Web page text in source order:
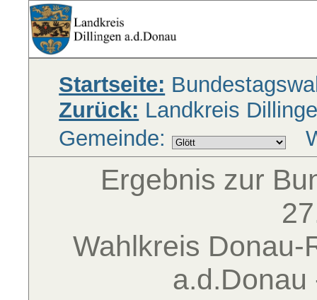
Startseite:
Zurück: Landkreis
Gemeinde:
Ergebnis zur
Wahlkreis Donau-
a.d.Donau